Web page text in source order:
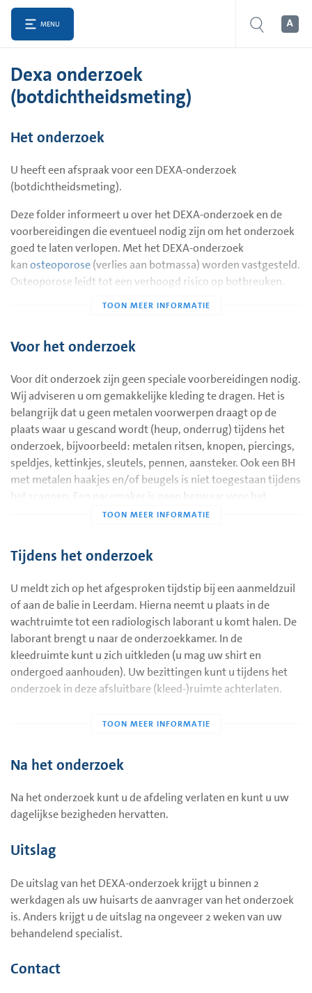
MENU
Dexa onderzoek
(botdichtheidsmeting)
Het onderzoek
U heeft een afspraak voor een DEXA-onderzoek
(botdichtheidsmeting).
Deze folder informeert u over het DEXA-onderzoek en de
voorbereidingen die eventueel nodig zijn om het onderzoek
goed te laten verlopen. Met het DEXA-onderzoek
kanosteoporose(verlies aan botmassa) worden vastgesteld.
Osteoporose leidt tot een verhoogd risico op botbreuken.
Oorzaken van osteoporose zijn onder andere:
ouder worden;
gebruik van medicijnen;
bepaalde aandoeningen;
menopauze.
Het DEXA- onderzoek wordt uitgevoerd met een
röntgenapparaat met zeer lage dosis. Het onderzoek is niet
pijnlijk of belastend.
Voor dit onderzoek is het noodzakelijk dat u zelf op de
dit niet mogelijk? Neem dan contact op met uw aanvragend
Voor het onderzoek
Voor dit onderzoek zijn geen speciale voorbereidingen nodig.
Wij adviseren u om gemakkelijke kleding te dragen. Het is
belangrijk dat u geen metalen voorwerpen draagt op de
plaats waar u gescand wordt (heup, onderrug) tijdens het
onderzoek, bijvoorbeeld: metalen ritsen, knopen, piercings,
speldjes, kettinkjes, sleutels, pennen, aansteker. Ook een BH
met metalen haakjes en/of beugels is niet toegestaan tijdens
het scannen. Een pacemaker is geen bezwaar voor het
bariumhoudend contrastmiddel hebt gehad, kan het zijn dat
Wij verzoeken u mee te nemen:
paspoort of rijbewijs (voor het BSN nummer)
Tijdens het onderzoek
U meldt zich op het afgesproken tijdstip bij een aanmeldzuil
of aan de balie in Leerdam. Hierna neemt u plaats in de
wachtruimte tot een radiologisch laborant u komt halen. De
laborant brengt u naar de onderzoekkamer. In de
kleedruimte kunt u zich uitkleden (u mag uw shirt en
ondergoed aanhouden). Uw bezittingen kunt u tijdens het
onderzoek in deze afsluitbare (kleed-)ruimte achterlaten.
onderzoek gemeten. Vervolgens gaat u op uw rug op een
gemaakt.
Eerst wordt er een opname van uw heup gemaakt. Hierbij
ligt u op de rug, met uw voet iets naar binnen gedraaid in een
steun. De scanner staat boven uw heup. Deze opname duurt
drie minuten.
Opnamen van de wervelkolom
Voor de opnamen van de onderrug wordt een kussen onder
wat geluid. Ook deze opname duurt ongeveer drie minuten.
Na het onderzoek
Na het onderzoek kunt u de afdeling verlaten en kunt u uw
dagelijkse bezigheden hervatten.
Uitslag
De uitslag van het DEXA-onderzoek krijgt u binnen 2
werkdagen als uw huisarts de aanvrager van het onderzoek
is. Anders krijgt u de uitslag na ongeveer 2 weken van uw
behandelend specialist.
Contact